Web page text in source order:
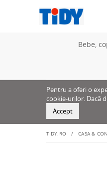
Bebe,
Pentru a oferi o
cookie-urilor. Dacă
Accept
TIDY.RO CASA &